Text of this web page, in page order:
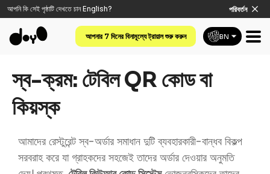
আপনি কি সেই পৃষ্ঠাটি দেখতে চান English? পরিবর্তন
আপনার 7 দিনের বিনামূল্যে ট্রায়াল শুরু করুন BN
স্ব-ক্রম: টেবিল QR কোড বা
কিয়স্ক
আমাদের রেস্টুরেন্ট স্ব-অর্ডার সমাধান দুটি ব্যবহারকারী-বান্ধব বিকল্প
সরবরাহ করে যা গ্রাহকদের সহজেই তাদের অর্ডার দেওয়ার অনুমতি